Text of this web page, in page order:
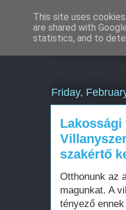
Friday,
Lakossági
szakértő
Otthonunk az
magunkat. A
tényező
This site uses
are shared with
statistics, and to